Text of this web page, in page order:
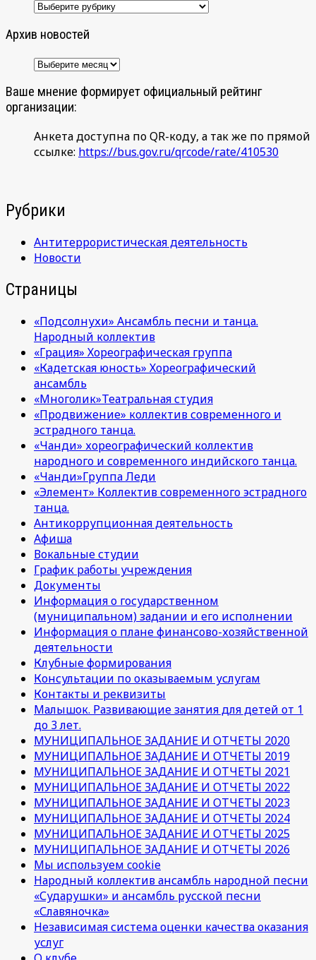
Рубрики
Архив новостей
Архив
Ваше мнение формирует официальный рейтинг
организации:
Анкета доступна по QR-коду, а так же по прямой
ссылке: https://bus.gov.ru/qrcode/rate/410530
Рубрики
Антитеррористическая деятельность
Новости
Страницы
«Подсолнухи» Ансамбль песни и танца.
Народный коллектив
«Грация» Хореографическая группа
«Кадетская юность» Хореографический
ансамбль
«Многолик»Театральная студия
«Продвижение» коллектив современного и
эстрадного танца.
«Чанди» хореографический коллектив
народного и современного индийского танца.
«Чанди»Группа Леди
«Элемент» Коллектив современного эстрадного
танца.
Антикоррупционная деятельность
Афиша
Вокальные студии
График работы учреждения
Документы
Информация о государственном
(муниципальном) задании и его исполнении
Информация о плане финансово-хозяйственной
деятельности
Клубные формирования
Консультации по оказываемым услугам
Контакты и реквизиты
Малышок. Развивающие занятия для детей от 1
до 3 лет.
МУНИЦИПАЛЬНОЕ ЗАДАНИЕ И ОТЧЕТЫ 2020
МУНИЦИПАЛЬНОЕ ЗАДАНИЕ И ОТЧЕТЫ 2019
МУНИЦИПАЛЬНОЕ ЗАДАНИЕ И ОТЧЕТЫ 2021
МУНИЦИПАЛЬНОЕ ЗАДАНИЕ И ОТЧЕТЫ 2022
МУНИЦИПАЛЬНОЕ ЗАДАНИЕ И ОТЧЕТЫ 2023
МУНИЦИПАЛЬНОЕ ЗАДАНИЕ И ОТЧЕТЫ 2024
МУНИЦИПАЛЬНОЕ ЗАДАНИЕ И ОТЧЕТЫ 2025
МУНИЦИПАЛЬНОЕ ЗАДАНИЕ И ОТЧЕТЫ 2026
Мы используем cookie
Народный коллектив ансамбль народной песни
«Сударушки» и ансамбль русской песни
«Славяночка»
Независимая система оценки качества оказания
услуг